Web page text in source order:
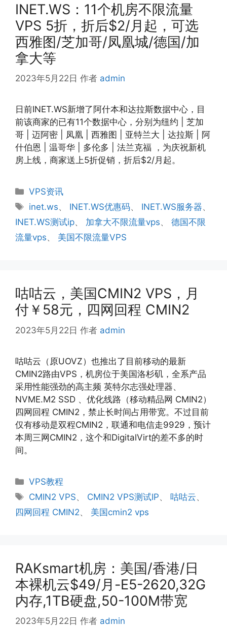
INET.WS：11个机房不限流量
VPS 5折，折后$2/月起，可选
西雅图/芝加哥/凤凰城/德国/加
拿大等
2023年5月22日 作者 admin
日前INET.WS新增了阿什本和达拉斯数据中心，目
前该商家的已有11个数据中心，分别为纽约 | 芝加
哥 | 迈阿密 | 凤凰 | 西雅图 | 亚特兰大 | 达拉斯 | 阿
什伯恩 | 温哥华 | 多伦多 | 法兰克福 ，为庆祝新机
房上线，商家送上5折促销，折后$2/月起。
分
类
VPS资讯
标
签
inet.ws、 INET.WS优惠码、 INET.WS服务器、
INET.WS测试ip、 加拿大不限流量vps、 德国不限
流量vps、 美国不限流量VPS
咕咕云，美国CMIN2 VPS，月
付￥58元，四网回程 CMIN2
2023年5月22日 作者 admin
咕咕云（原UOVZ）也推出了目前移动的最新
CMIN2路由VPS，机房位于美国洛杉矶，全系产品
采用性能强劲的高主频 英特尔志强处理器、
NVME.M2 SSD 、优化线路（移动精品网 CMIN2）
四网回程 CMIN2，禁止长时间占用带宽。不过目前
仅有移动是双程CMIN2，联通和电信走9929，预计
本周三网CMIN2，这个和DigitalVirt的差不多的时
间。
分
类
VPS教程
标
签
CMIN2 VPS、 CMIN2 VPS测试IP、咕咕云、
四网回程 CMIN2、 美国cmin2 vps
RAKsmart机房：美国/香港/日
本裸机云$49/月-E5-2620,32G
内存,1TB硬盘,50-100M带宽
2023年5月22日 作者 admin